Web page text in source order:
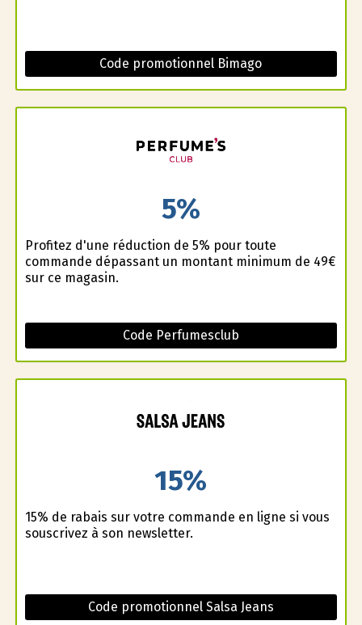
Code promotionnel Bimago
5%
Profitez d'une réduction de 5% pour toute
commande dépassant un montant minimum de 49€
sur ce magasin.
Code Perfumesclub
15%
15% de rabais sur votre commande en ligne si vous
souscrivez à son newsletter.
Code promotionnel Salsa Jeans